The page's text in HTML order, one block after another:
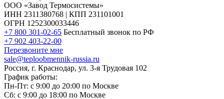
ООО «Завод Термосистемы»
ИНН 2311380768 | КПП 231101001
ОГРН 1252300033446
+7 800 301-02-65 Бесплатный звонок по РФ
+7 902 403-22-00
Перезвоните мне
sale@teploobmennik-russia.ru
Россия, г. Краснодар, ул. 3-я Трудовая 102
График работы:
Пн-Пт: с 9:00 до 20:00 по Москве
Сб: с 9:00 до 18:00 по Москве